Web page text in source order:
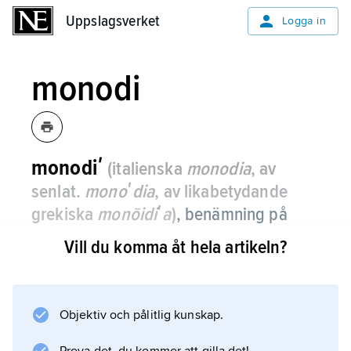
Uppslagsverket Logga in
monodi
monodiʹ (italienska monodia, av
senlat. monoʹdia, av likabetydande
grekiska monōidiʹa), benämning på
framför allt den speciella typ av
solosång som lanserades omkring 1600
I humanistkretsar i Florens (Cameratan) och
Vill du komma åt hela artikeln?
Objektiv och pålitlig kunskap.